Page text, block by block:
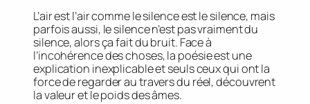
L’air est l’air comme le silence est le silence, mais
parfois aussi, le silence n’est pas vraiment du
silence, alors ça fait du bruit. Face à
l’incohérence des choses, la poésie est une
explication inexplicable et seuls ceux qui ont la
force de regarder au travers du réel, découvrent
la valeur et le poids des âmes.